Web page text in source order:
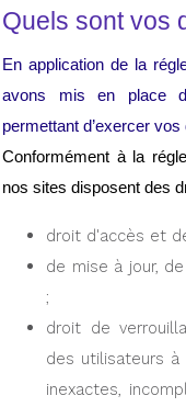
Quels sont vos
En application de la
avons mis en place
permettant d’exercer vos
Conformément à la
nos sites disposent des
droit d'accès et
de mise à jour,
;
droit de
des utilisateurs à
inexactes,